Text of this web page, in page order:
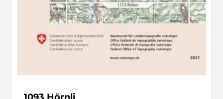
1093 Hörnli